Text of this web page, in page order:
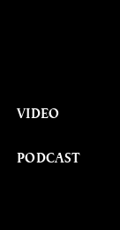
VIDEO
PODCAST